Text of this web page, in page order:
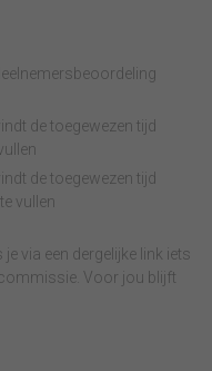
de toegewezen tijd
de toegewezen tijd
vullen
via een dergelijke link iets
Voor jou blijft